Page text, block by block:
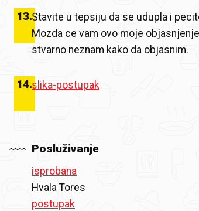
13.Stavite u tepsiju da se udupla i
Mozda ce vam ovo moje
stvarno neznam kako da objasnim.
14.slika-postupak
Posluživanje
isprobana
Hvala Tores
postupak